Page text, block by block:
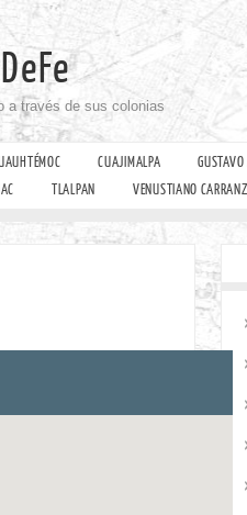
a través de sus colonias
CUAJIMALPA
TLALPAN VENUSTIANO